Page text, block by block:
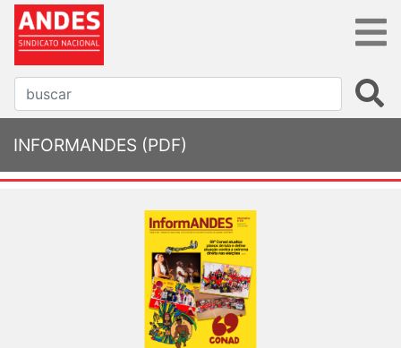
INFORMANDES (PDF)